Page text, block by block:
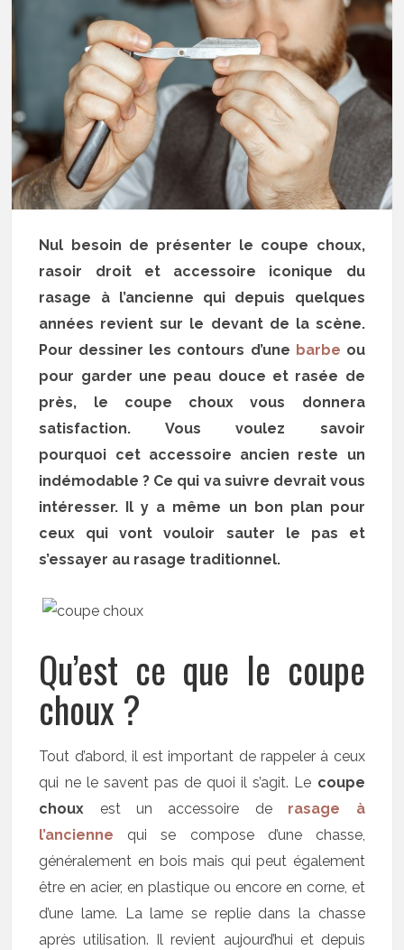
Nul besoin de présenter le coupe choux,
rasoir droit et accessoire iconique du
rasage à l’ancienne qui depuis quelques
années revient sur le devant de la scène.
Pour dessiner les contours d’une barbe ou
pour garder une peau douce et rasée de
près, le coupe choux vous donnera
satisfaction. Vous voulez savoir
pourquoi cet accessoire ancien reste un
indémodable ? Ce qui va suivre devrait vous
intéresser. Il y a même un bon plan pour
ceux qui vont vouloir sauter le pas et
s’essayer au rasage traditionnel.
Qu’est ce que le coupe
choux ?
Tout d’abord, il est important de rappeler à ceux
qui ne le savent pas de quoi il s’agit. Le coupe
choux est un accessoire de rasage à
l’ancienne qui se compose d’une chasse,
généralement en bois mais qui peut également
être en acier, en plastique ou encore en corne, et
d’une lame. La lame se replie dans la chasse
après utilisation. Il revient aujourd’hui et depuis